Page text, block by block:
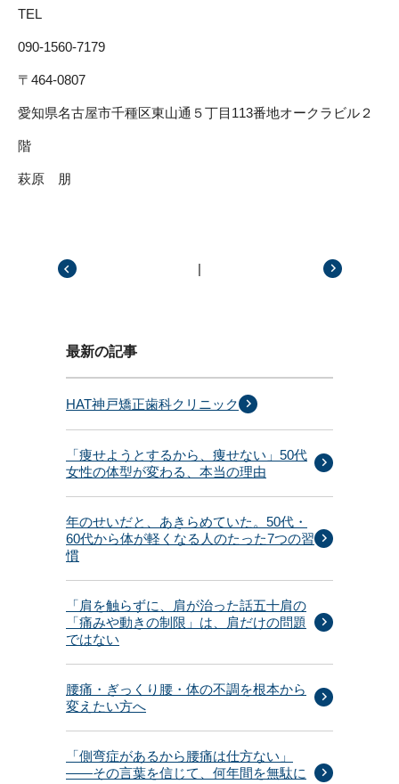
TEL
090-1560-7179
〒464-0807
愛知県名古屋市千種区東山通５丁目113番地オークラビル２
階
萩原 朋
|
最新の記事
HAT神戸矯正歯科クリニック
「痩せようとするから、痩せない」50代
女性の体型が変わる、本当の理由
年のせいだと、あきらめていた。50代・
60代から体が軽くなる人のたった7つの習
慣
「肩を触らずに、肩が治った話五十肩の
「痛みや動きの制限」は、肩だけの問題
ではない
腰痛・ぎっくり腰・体の不調を根本から
変えたい方へ
「側弯症があるから腰痛は仕方ない」
——その言葉を信じて、何年間を無駄に